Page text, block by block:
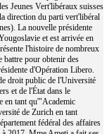
Jeunes Vert'libéraux suisses
direction du parti vert'libéral
La nouvelle présidente
et est arrivée en
l'histoire de nombreux
battre pour obtenir des
d'Opération Libero.
droit public de l'Université
et de l'État dans le
en tant qu'"Academic
de Zurich en tant
fédéral des affaires